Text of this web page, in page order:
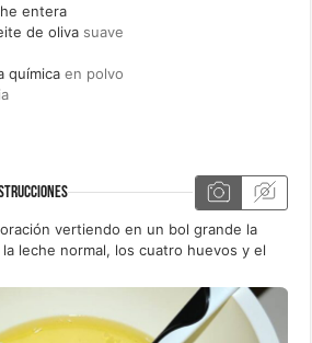
entera
de oliva suave
química en polvo
vertiendo en un bol grande la
leche normal, los cuatro huevos y el